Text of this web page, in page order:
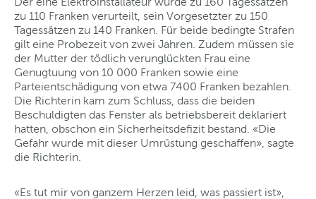
zu 110 Franken verurteilt, sein Vorgesetzter zu 150
Tagessätzen zu 140 Franken. Für beide bedingte Strafen
gilt eine Probezeit von zwei Jahren. Zudem müssen sie
der Mutter der tödlich verunglückten Frau eine
Genugtuung von 10 000 Franken sowie eine
Parteientschädigung von etwa 7400 Franken bezahlen.
Die Richterin kam zum Schluss, dass die beiden
Beschuldigten das Fenster als betriebsbereit deklariert
hatten, obschon ein Sicherheitsdefizit bestand. «Die
Gefahr wurde mit dieser Umrüstung geschaffen», sagte
die Richterin.
«Es tut mir von ganzem Herzen leid, was passiert ist»,